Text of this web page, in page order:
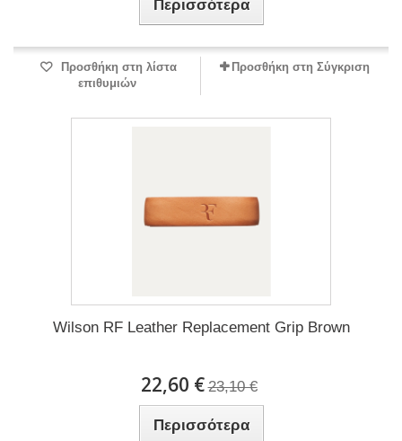
Περισσότερα
Προσθήκη στη λίστα
επιθυμιών
Προσθήκη στη Σύγκριση
Wilson RF Leather Replacement Grip Brown
22,60 € 23,10 €
Περισσότερα